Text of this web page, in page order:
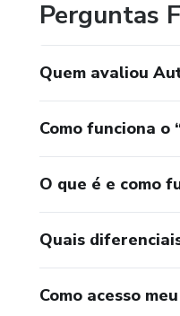
Perguntas
Quem avaliou
Como funciona o
O que é e como
Quais
Como acesso